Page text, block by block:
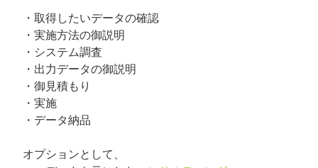
・取得したいデータの確認
・実施方法の御説明
・システム調査
・出力データの御説明
・御見積もり
・実施
・データ納品
オプションとして、